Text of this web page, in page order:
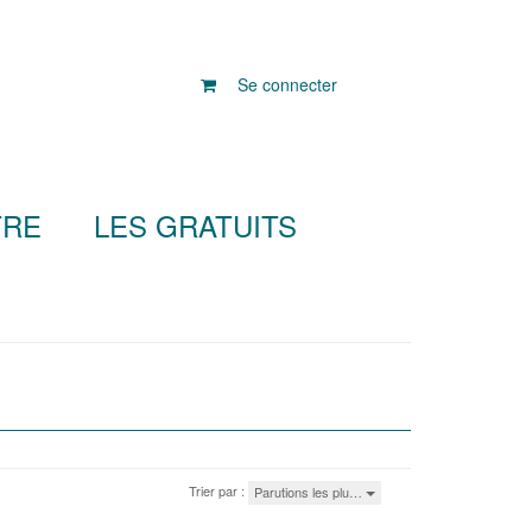
Se connecter
LES GRATUITS
Trier par : Parutions les plu…